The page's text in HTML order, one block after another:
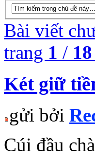
Bài viết
trang 1 / 18
Két giữ
gửi bởi
Cúi đầu